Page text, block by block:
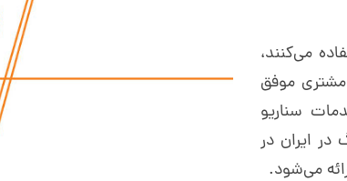
می‌کنند،
مشتری موفق
سناریو
در ایران در